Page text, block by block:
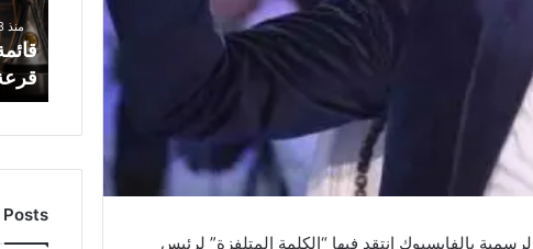
بالفايسبوك انتقد فيها “الكلمة المتلفزة” لرئيس
ن
ا
ف
س
ي
ن
د
ي
منذ 3 ساعات